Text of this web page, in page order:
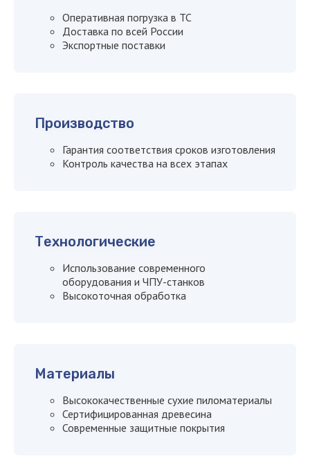
Оперативная погрузка в ТС
Доставка по всей России
Экспортные поставки
Производство
Гарантия соответствия сроков изготовления
Контроль качества на всех этапах
Технологические
Использование современного
оборудования и ЧПУ-станков
Высокоточная обработка
Материалы
Высококачественные сухие пиломатериалы
Сертифицированная древесина
Современные защитные покрытия
+7
персональных данных
Я согласен сполитикой
конфиденциальности сайта